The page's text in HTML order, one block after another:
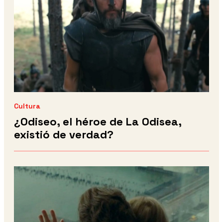
Cultura
¿Odiseo, el héroe de La Odisea,
existió de verdad?